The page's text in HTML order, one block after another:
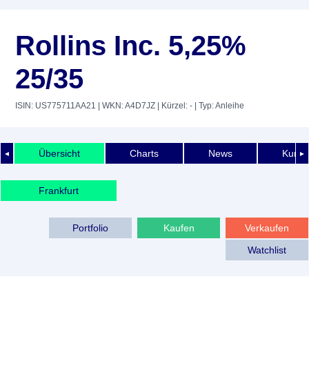
Rollins Inc. 5,25%
25/35
ISIN: US775711AA21 | WKN: A4D7JZ | Kürzel: - | Typ: Anleihe
◄ ►
Übersicht Charts News
Frankfurt
Verkaufen
Kaufen
Portfolio
Watchlist